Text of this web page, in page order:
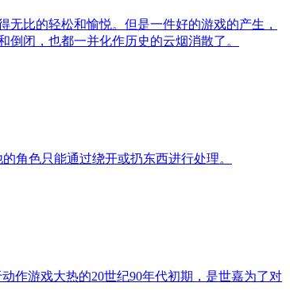
比的轻松和愉悦。但是一件好的游戏的产生，
闭，也都一并化作历史的云烟消散了。
角色只能通过绕开或扔东西进行处理。
作游戏大热的20世纪90年代初期，是世嘉为了对